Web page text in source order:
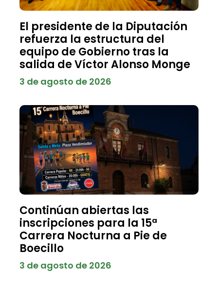
El presidente de la Diputación
refuerza la estructura del
equipo de Gobierno tras la
salida de Víctor Alonso Monge
3 de agosto de 2026
Continúan abiertas las
inscripciones para la 15ª
Carrera Nocturna a Pie de
Boecillo
3 de agosto de 2026